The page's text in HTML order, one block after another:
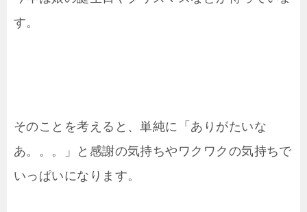
す。
そのことを考えると、単純に「ありがたいな
あ。。。」と感謝の気持ちやワクワクの気持ちで
いっぱいになります。